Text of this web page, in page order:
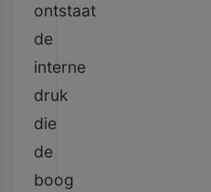
ontstaat
de
interne
druk
die
de
boog